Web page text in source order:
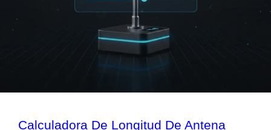
Calculadora De Longitud De Antena